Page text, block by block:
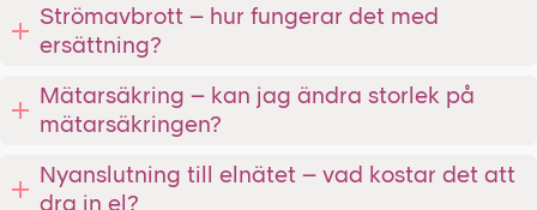
Strömavbrott – hur fungerar det med
ersättning?
Mätarsäkring – kan jag ändra storlek på
mätarsäkringen?
Nyanslutning till elnätet – vad kostar det att
dra in el?